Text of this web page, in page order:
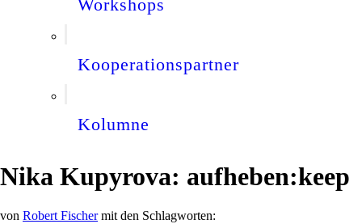
Workshops
Kooperationspartner
Kolumne
Nika Kupyrova: aufheben:keep
von Robert Fischer mit den Schlagworten: